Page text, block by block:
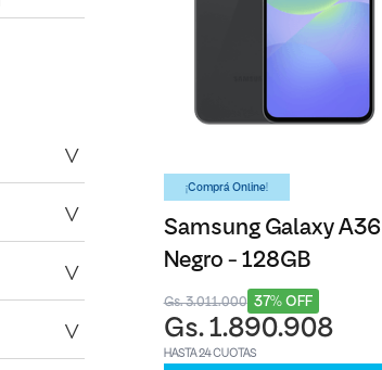
¡Comprá Online!
Samsung Galaxy A36
Negro - 128GB
37% OFF
Gs. 3.011.000
Gs. 1.890.908
HASTA 24 CUOTAS